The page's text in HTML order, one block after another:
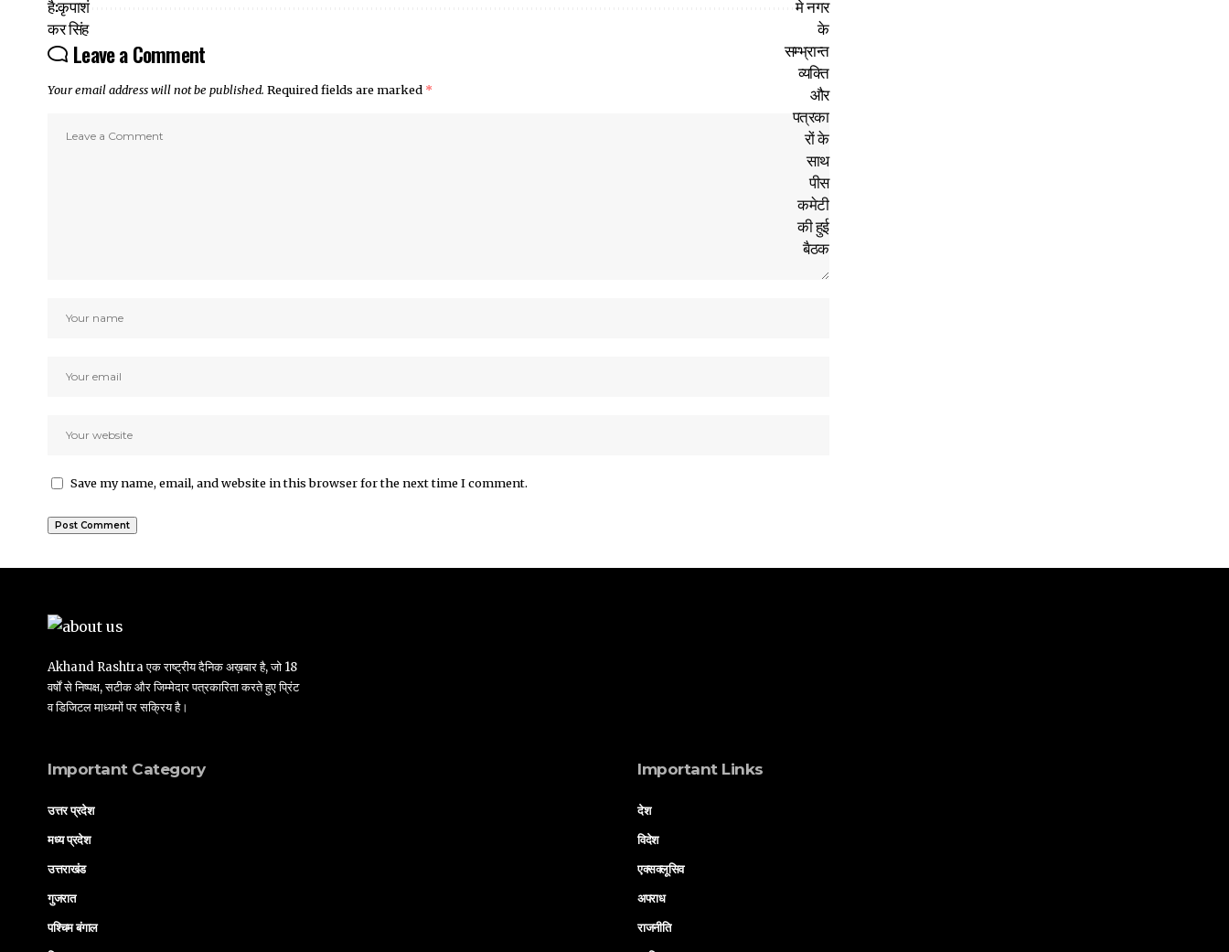
Leave a Comment
Your email address will not be published. Required fields are marked *
Save my name, email, and website in this browser for the next time I comment.
Akhand Rashtra एक राष्ट्रीय दैनिक अख़बार है, जो 18
वर्षों से निष्पक्ष, सटीक और जिम्मेदार पत्रकारिता करते हुए प्रिंट
व डिजिटल माध्यमों पर सक्रिय है।
Important Category
उत्तर प्रदेश
मध्य प्रदेश
उत्तराखंड
गुजरात
पश्चिम बंगाल
Important Links
देश
विदेश
एक्सक्लूसिव
अपराध
राजनीति